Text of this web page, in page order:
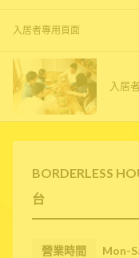
BORDERLESS
台
營業時間 Mon-
入居者專用頁面
入居